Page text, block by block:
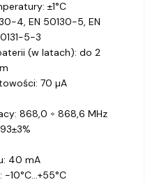
±1°C
4, EN 50130-5, EN
5-3
(w latach): do 2
70 µA
868,0 ÷ 868,6 MHz
40 mA
10°C...+55°C